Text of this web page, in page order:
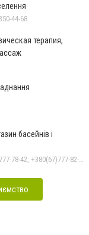
44-68
терапия,
басейнів і